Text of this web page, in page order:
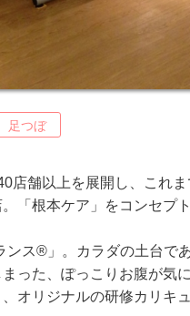
足つぼ
店舗以上を展開し、これ
「根本ケア」をコンセプ
ンス®」。カラダの土台で
った、ぽっこりお腹が気
オリジナルの研修カリキ